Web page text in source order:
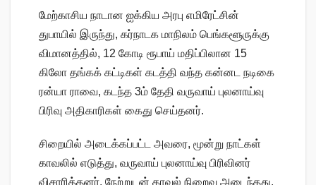
மேற்காசிய நாடான ஐக்கிய அரபு எமிரேட்சின்
துபாயில் இருந்து, கர்நாடக மாநிலம் பெங்களூருக்கு
விமானத்தில், 12 கோடி ரூபாய் மதிப்பிலான 15
கிலோ தங்கக் கட்டிகள் கடத்தி வந்த கன்னட நடிகை
ரன்யா ராவை, கடந்த 3ம் தேதி வருவாய் புலனாய்வு
பிரிவு அதிகாரிகள் கைது செய்தனர்.
சிறையில் அடைக்கப்பட்ட அவரை, மூன்று நாட்கள்
காவலில் எடுத்து, வருவாய் புலனாய்வு பிரிவினர்
விசாரித்தனர். நேற்றுடன் காவல் நிறைவு அடைந்தது.